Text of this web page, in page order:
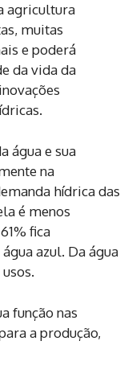
agricultura
muitas
e poderá
da vida da
água e sua
na
hídrica das
é menos
fica
azul. Da água
função nas
a produção,